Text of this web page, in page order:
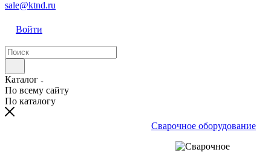
sale@ktnd.ru
Войти
Каталог
По всему сайту
По каталогу
Сварочное оборудование